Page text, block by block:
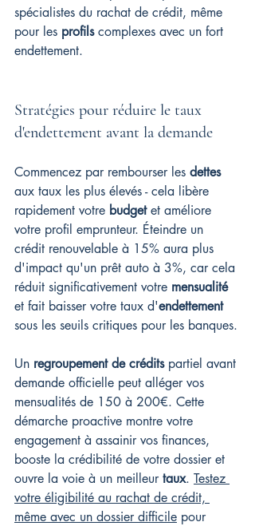
spécialistes du rachat de crédit, même
pour les profils complexes avec un fort
endettement.
Stratégies pour réduire le taux
d'endettement avant la demande
Commencez par rembourser les dettes
aux taux les plus élevés - cela libère
rapidement votre budget et améliore
votre profil emprunteur. Éteindre un
crédit renouvelable à 15% aura plus
d'impact qu'un prêt auto à 3%, car cela
réduit significativement votre mensualité
et fait baisser votre taux d'endettement
sous les seuils critiques pour les banques.
Un regroupement de crédits partiel avant
demande officielle peut alléger vos
mensualités de 150 à 200€. Cette
démarche proactive montre votre
engagement à assainir vos finances,
booste la crédibilité de votre dossier et
ouvre la voie à un meilleur taux. Testez
votre éligibilité au rachat de crédit,
même avec un dossier difficile pour